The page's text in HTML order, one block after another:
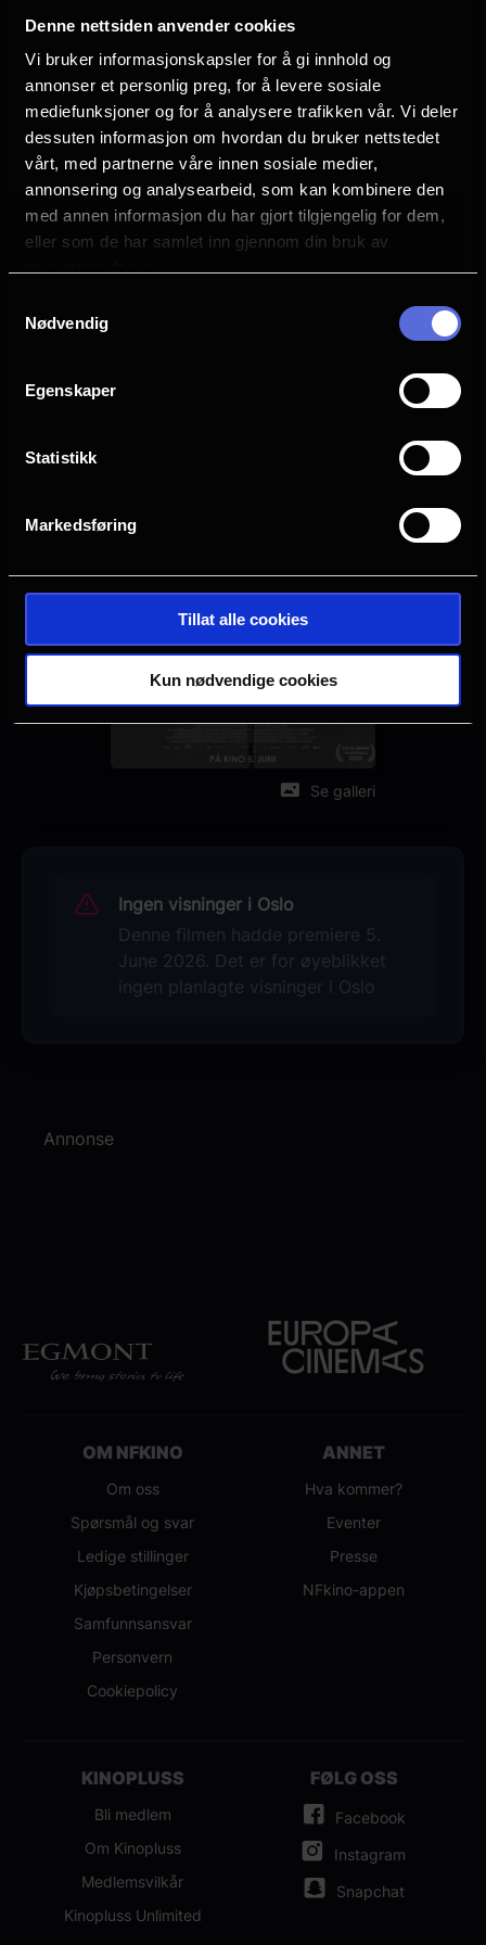
Denne nettsiden anvender cookies
Vi bruker informasjonskapsler for å gi innhold og
annonser et personlig preg, for å levere sosiale
mediefunksjoner og for å analysere trafikken vår. Vi deler
dessuten informasjon om hvordan du bruker nettstedet
vårt, med partnerne våre innen sosiale medier,
annonsering og analysearbeid, som kan kombinere den
med annen informasjon du har gjort tilgjengelig for dem,
eller som de har samlet inn gjennom din bruk av
Nødvendig
Egenskaper
Statistikk
Markedsføring
Tillat alle cookies
Kun nødvendige cookies
Se galleri
5 juni
Lengde
1 time 46 min
Alice Winocour
Vurdering: (41 stemmer 59.32%)
Angelina Jolie
Anyier Anei
Another World Entertainment
yrker, kulturer og kontinenter i løpet av de
mest stressende dagene i den parisiske
moteverdenen.
Ingen visninger i Oslo
Denne filmen hadde premiere 5.
June 2026. Det er for øyeblikket
ingen planlagte visninger i Oslo
Annonse
OM NFKINO
Om oss
Spørsmål og svar
Ledige stillinger
Kjøpsbetingelser
Samfunnsansvar
Personvern
Cookiepolicy
ANNET
Hva kommer?
Eventer
Presse
NFkino-appen
KINOPLUSS
Bli medlem
Om Kinopluss
Medlemsvilkår
Kinopluss Unlimited
FØLG OSS
Facebook
Instagram
Snapchat